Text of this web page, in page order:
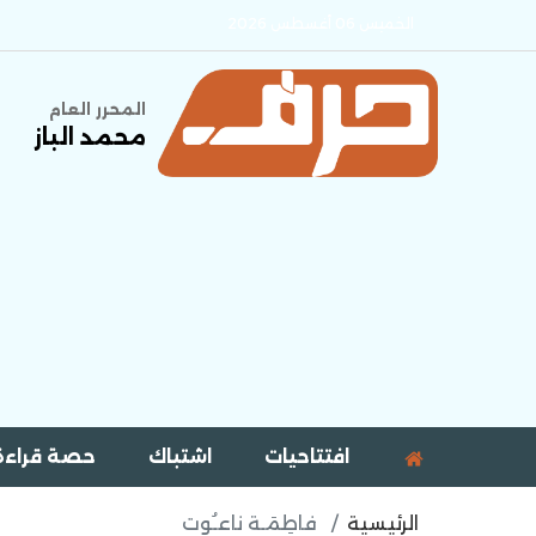
المحرر العام
محمد الباز
افتتاحيات اشتباك حصة
الرئيسية فاطِمَـة ناعـُوت